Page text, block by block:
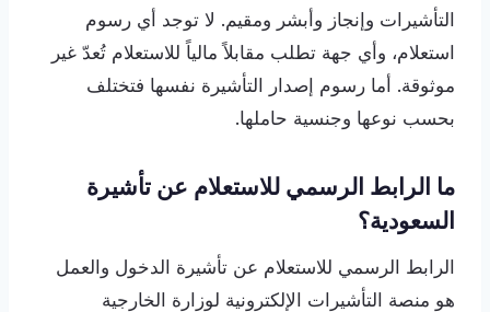
التأشيرات وإنجاز وأبشر ومقيم. لا توجد أي رسوم
استعلام، وأي جهة تطلب مقابلاً مالياً للاستعلام تُعدّ غير
موثوقة. أما رسوم إصدار التأشيرة نفسها فتختلف
بحسب نوعها وجنسية حاملها.
ما الرابط الرسمي للاستعلام عن تأشيرة
السعودية؟
الرابط الرسمي للاستعلام عن تأشيرة الدخول والعمل
هو منصة التأشيرات الإلكترونية لوزارة الخارجية